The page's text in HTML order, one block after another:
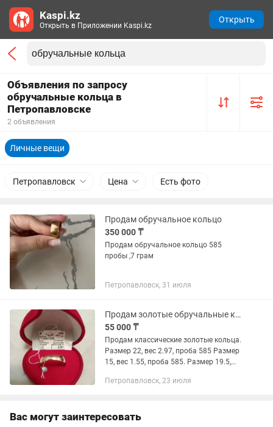
Объявления по запросу
обручальные кольца в
Петропавловске
2 объявления
Личные вещи
Петропавловск Цена Есть фото
Продам обручальное кольцо
350 000 ₸
Продам обручальное кольцо 585
пробы ,7 грам
Петропавловск, 31 июля
Продам золотые обручальные кольца
55 000 ₸
Продам классические золотые кольца.
Размер 22, вес 2.97, проба 585 Размер
15, вес 1.55, проба 585. Размер 19.5,
грамм. Смотрите также мои другие
Петропавловск, 23 июля
Вас могут заинтересовать
Kaspi.kz
Открыть в Приложении Kaspi.kz
Открыть